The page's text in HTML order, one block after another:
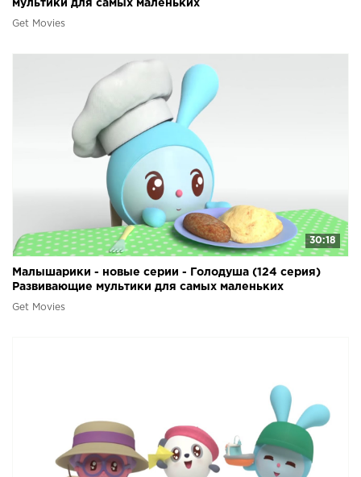
мультики для самых маленьких
Get Movies
30:18
Малышарики - новые серии - Голодуша (124 серия)
Развивающие мультики для самых маленьких
Get Movies